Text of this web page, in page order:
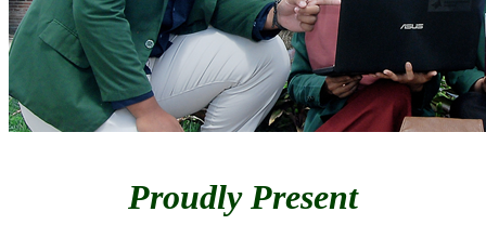
Proudly Present